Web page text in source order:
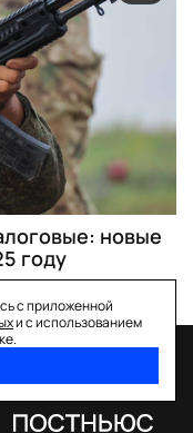
новые
году
с приложенной
и с использованием